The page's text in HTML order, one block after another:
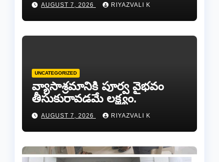
AUGUST 7, 2026 RIYAZVALI K
UNCATEGORIZED
వ్యాసాశ్రమానికి పూర్వ వైభవం
తీసుకురావడమే లక్ష్యం.
AUGUST 7, 2026 RIYAZVALI K